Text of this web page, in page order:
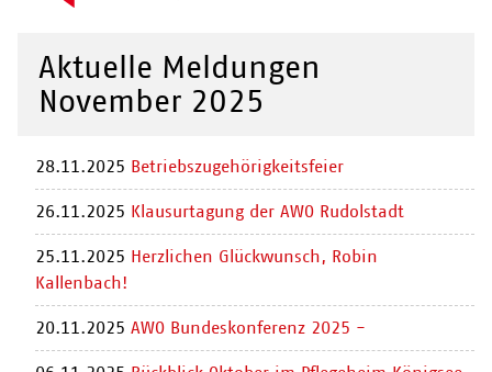
Aktuelle Meldungen
November 2025
28.11.2025 Betriebszugehörigkeitsfeier
26.11.2025 Klausurtagung der AWO Rudolstadt
25.11.2025 Herzlichen Glückwunsch, Robin
Kallenbach!
20.11.2025 AWO Bundeskonferenz 2025 -